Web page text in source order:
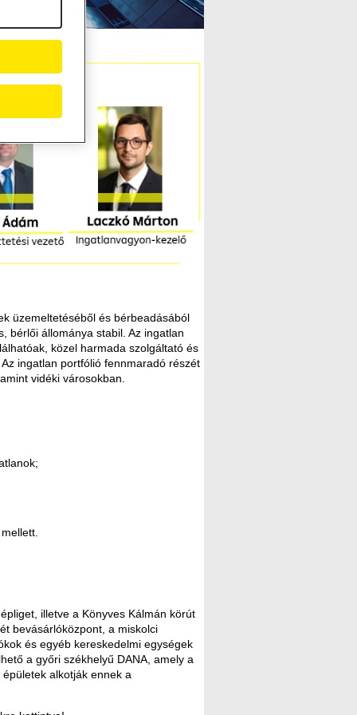
üzemeltetéséből és bérbeadásából
bérlői állománya stabil. Az ingatlan
közel harmada szolgáltató és
ingatlan portfólió fennmaradó részét
vidéki városokban.
illetve a Könyves Kálmán körút
bevásárlóközpont, a miskolci
és egyéb kereskedelmi egységek
a győri székhelyű DANA, amely a
alkotják ennek a